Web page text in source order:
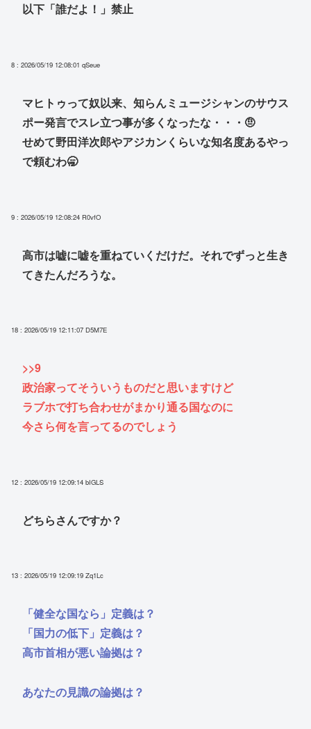
以下「誰だよ！」禁止
8 : 2026/05/19 12:08:01 qSeue
マヒトゥって奴以来、知らんミュージシャンのサウス
ポー発言でスレ立つ事が多くなったな・・・🤨
せめて野田洋次郎やアジカンくらいな知名度あるやっ
で頼むわ🥱
9 : 2026/05/19 12:08:24 R0vfO
高市は嘘に嘘を重ねていくだけだ。それでずっと生き
てきたんだろうな。
18 : 2026/05/19 12:11:07 D5M7E
>>9
政治家ってそういうものだと思いますけど
ラブホで打ち合わせがまかり通る国なのに
今さら何を言ってるのでしょう
12 : 2026/05/19 12:09:14 bIGLS
どちらさんですか？
13 : 2026/05/19 12:09:19 Zq1Lc
「健全な国なら」定義は？
「国力の低下」定義は？
高市首相が悪い論拠は？
あなたの見識の論拠は？